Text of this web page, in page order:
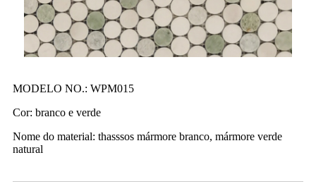
MODELO NO.: WPM015
Cor: branco e verde
Nome do material: thasssos mármore branco, mármore verde
natural